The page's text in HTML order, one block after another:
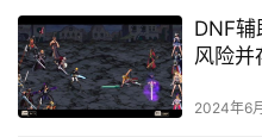
DNF
风险并
2024年6